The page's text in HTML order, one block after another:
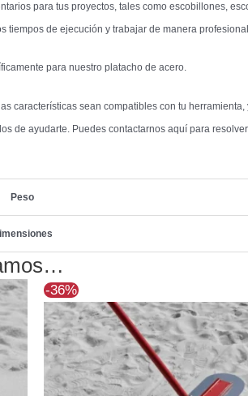
para tus proyectos, tales como escobillones,
tiempos de ejecución y trabajar de manera
para nuestro platacho de acero.
características sean compatibles con tu
de ayudarte. Puedes contactarnos aquí para
Peso
-36%
precio
original
era:
$283.137.
precio
actual
es:
$181.281.